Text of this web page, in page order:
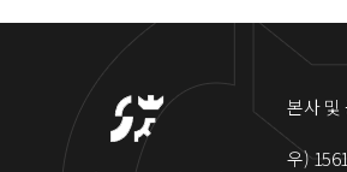
본사 및
우)